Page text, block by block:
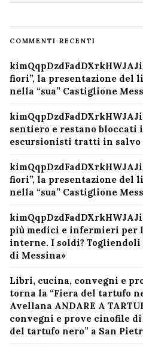
COMMENTI RECENTI
fiori”, la presentazione del
nella “sua” Castiglione
sentiero e restano bloccati
escursionisti tratti in salvo
fiori”, la presentazione del
nella “sua” Castiglione
più medici e infermieri per
interne. I soldi?
di Messina»
Libri, cucina, convegni e
torna la “Fiera del tartufo
Avellana ANDARE A
convegni e prove cinofile
del tartufo nero” a San